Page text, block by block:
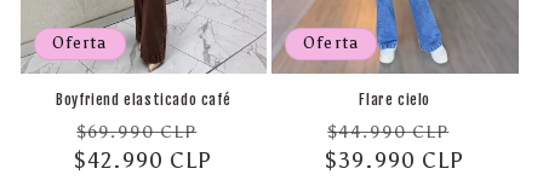
Oferta
Boyfriend elasticado café
Precio
habitual
$69.990 CLP
$42.990 CLP
Oferta
Flare cielo
Precio
habitual
$44.990 CLP
$39.990 CLP